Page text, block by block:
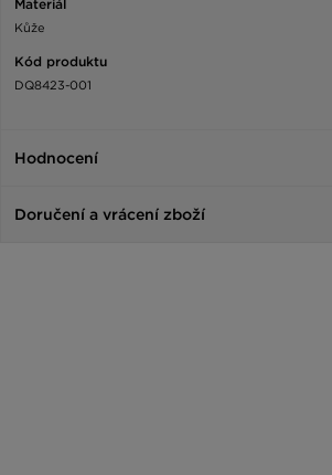
Materiál
Kůže
Kód produktu
DQ8423-001
Hodnocení
Doručení a vrácení zboží